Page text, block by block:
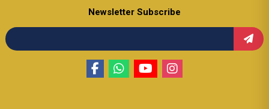
Newsletter Subscribe